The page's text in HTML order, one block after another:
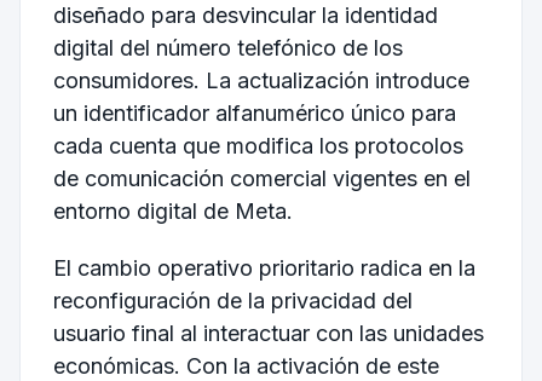
diseñado para desvincular la identidad
digital del número telefónico de los
consumidores. La actualización introduce
un identificador alfanumérico único para
cada cuenta que modifica los protocolos
de comunicación comercial vigentes en el
entorno digital de Meta.
El cambio operativo prioritario radica en la
reconfiguración de la privacidad del
usuario final al interactuar con las unidades
económicas. Con la activación de este